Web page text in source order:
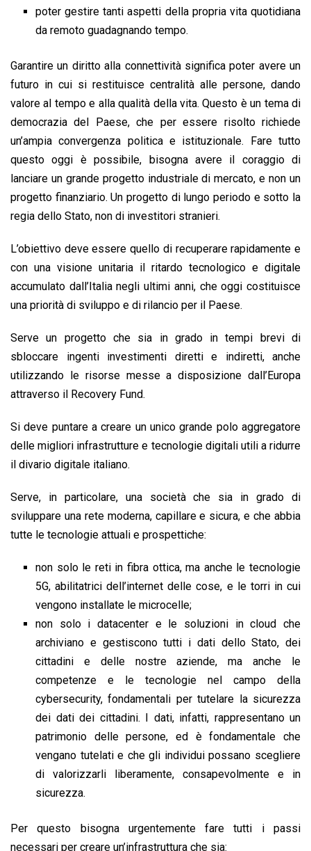
poter gestire tanti aspetti della propria vita quotidiana
da remoto guadagnando tempo.
Garantire un diritto alla connettività significa poter avere un
futuro in cui si restituisce centralità alle persone, dando
valore al tempo e alla qualità della vita. Questo è un tema di
democrazia del Paese, che per essere risolto richiede
un’ampia convergenza politica e istituzionale. Fare tutto
questo oggi è possibile, bisogna avere il coraggio di
lanciare un grande progetto industriale di mercato, e non un
progetto finanziario. Un progetto di lungo periodo e sotto la
regia dello Stato, non di investitori stranieri.
L’obiettivo deve essere quello di recuperare rapidamente e
con una visione unitaria il ritardo tecnologico e digitale
accumulato dall’Italia negli ultimi anni, che oggi costituisce
una priorità di sviluppo e di rilancio per il Paese.
Serve un progetto che sia in grado in tempi brevi di
sbloccare ingenti investimenti diretti e indiretti, anche
utilizzando le risorse messe a disposizione dall’Europa
attraverso il Recovery Fund.
Si deve puntare a creare un unico grande polo aggregatore
delle migliori infrastrutture e tecnologie digitali utili a ridurre
il divario digitale italiano.
Serve, in particolare, una società che sia in grado di
sviluppare una rete moderna, capillare e sicura, e che abbia
tutte le tecnologie attuali e prospettiche:
non solo le reti in fibra ottica, ma anche le tecnologie
5G, abilitatrici dell’internet delle cose, e le torri in cui
vengono installate le microcelle;
non solo i datacenter e le soluzioni in cloud che
archiviano e gestiscono tutti i dati dello Stato, dei
cittadini e delle nostre aziende, ma anche le
competenze e le tecnologie nel campo della
cybersecurity, fondamentali per tutelare la sicurezza
dei dati dei cittadini. I dati, infatti, rappresentano un
patrimonio delle persone, ed è fondamentale che
vengano tutelati e che gli individui possano scegliere
di valorizzarli liberamente, consapevolmente e in
sicurezza.
Per questo bisogna urgentemente fare tutti i passi
necessari per creare un’infrastruttura che sia: